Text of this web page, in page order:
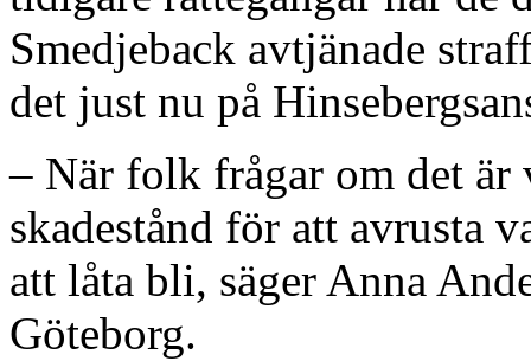
Smedjeback avtjänade
det just nu på
– När folk frågar om det
skadestånd för att avrusta
att låta bli, säger Anna
Göteborg.